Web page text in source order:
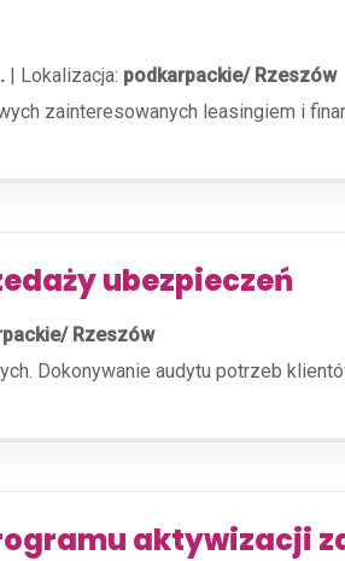
| Lokalizacja: podkarpackie/ Rzeszów
zainteresowanych leasingiem i
ubezpieczeń
Rzeszów
Dokonywanie audytu potrzeb
aktywizacji